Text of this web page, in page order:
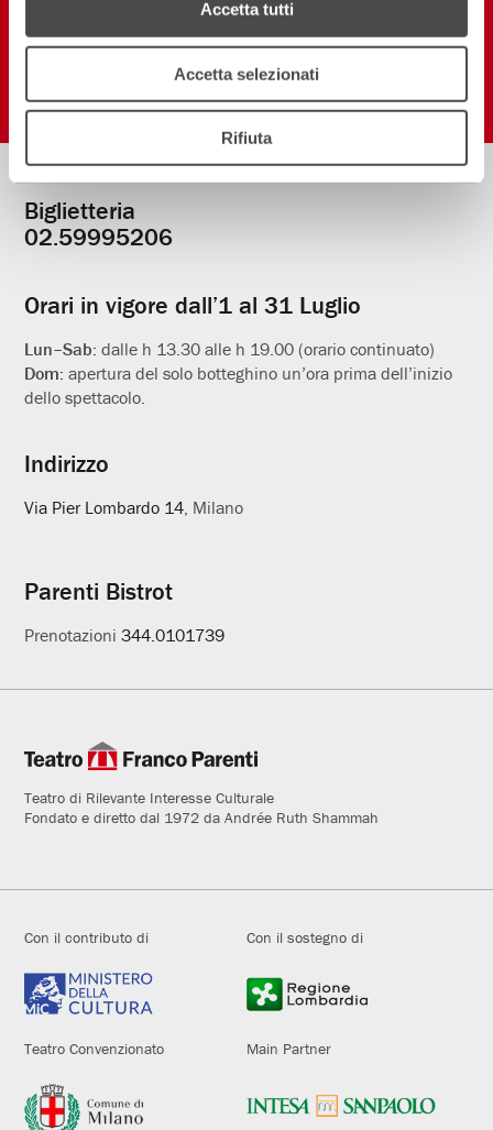
Accetta tutti
Accetta selezionati
Rifiuta
Seguici sui social
Informazioni
utili
Biglietteria
02.59995206
Orari in vigore dall’1 al 31 Luglio
Lun–Sab:dalle h 13.30 alle h 19.00 (orario continuato)
Dom:apertura del solo botteghino un’ora prima dell’inizio
dello spettacolo.
Indirizzo
Via Pier Lombardo 14 , Milano
Parenti Bistrot
Prenotazioni344.0101739
Teatro di Rilevante Interesse Culturale
Fondato e diretto dal 1972 da Andrée Ruth Shammah
Con il contributo di Con il sostegno di
Teatro Convenzionato Main Partner